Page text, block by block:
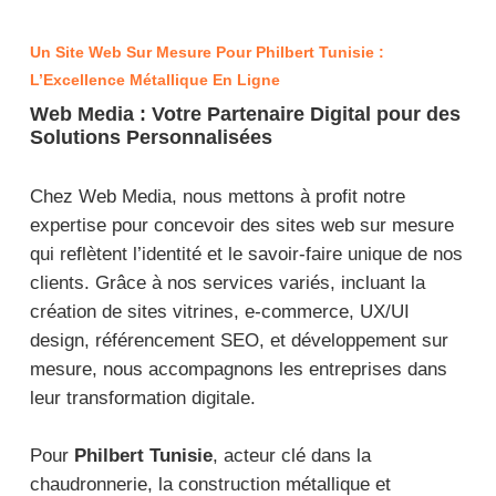
Un Site Web Sur Mesure Pour Philbert Tunisie :
L’Excellence Métallique En Ligne
Web Media : Votre Partenaire Digital pour des
Solutions Personnalisées
Chez Web Media, nous mettons à profit notre
expertise pour concevoir des sites web sur mesure
qui reflètent l’identité et le savoir-faire unique de nos
clients. Grâce à nos services variés, incluant la
création de sites vitrines, e-commerce, UX/UI
design, référencement SEO, et développement sur
mesure, nous accompagnons les entreprises dans
leur transformation digitale.
Pour Philbert Tunisie, acteur clé dans la
chaudronnerie, la construction métallique et